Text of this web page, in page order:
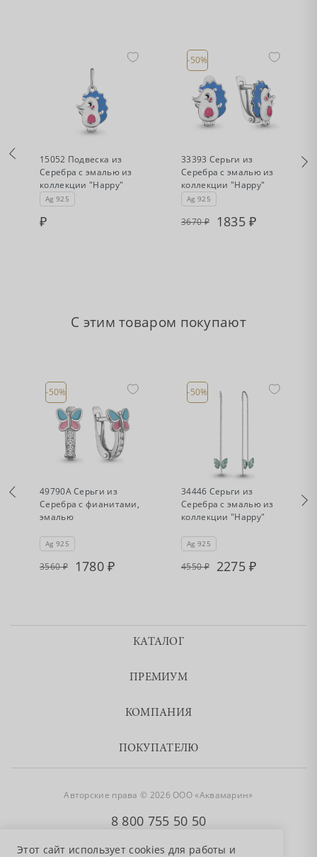
Этот сайт использует cookies для работы и
15052 Подвеска из
Серебра с эмалью из
коллекции "Happy"
Ag 925
-50%
33393 Серьги из
Серебра с эмалью из
коллекции "Happy"
Ag 925
3670 1835
С этим товаром покупают
-50%
49790А Серьги из
Серебра с фианитами,
эмалью
Ag 925
3560 1780
-50%
Есть в наличии
34446 Серьги из
Серебра с эмалью из
коллекции "Happy"
Ag 925
4550 2275
КАТАЛОГ
ПРЕМИУМ
КОМПАНИЯ
ПОКУПАТЕЛЮ
Авторские права © 2026 ООО «Аквамарин»
8 800 755 50 50